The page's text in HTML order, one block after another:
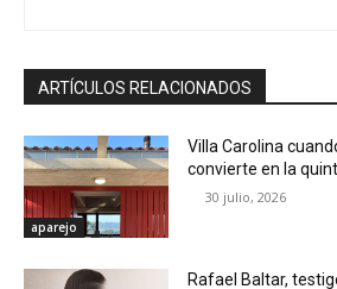
ARTÍCULOS RELACIONADOS
aparejo
Villa Carolina
convierte en la
30 julio, 2026
Rafael Baltar,